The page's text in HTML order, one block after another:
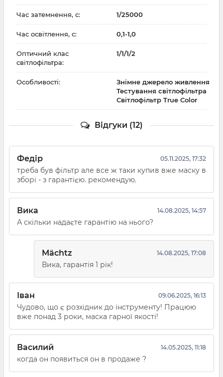
Час затемнення, с: 1/25000
Час освітлення, с: 0,1-1,0
Оптичний клас
світлофільтра:
1/1/1/2
Особливості:
Знімне джерело живлення
Тестування світлофільтра
Світлофільтр True Color
Відгуки (12)
Федір 05.11.2025, 17:32
треба був фільтр але все ж таки купив вже маску в
зборі - з гарантією. рекомендую.
Вика 14.08.2025, 14:57
А скільки надаєте гарантію на нього?
Mächtz 14.08.2025, 17:08
Вика, гарантія 1 рік!
Іван 09.06.2025, 16:13
Чудово, що є розхідник до інструменту! Працюю
вже понад 3 роки, маска гарної якості!
Василий 14.05.2025, 11:18
когда он появиться он в продаже ?